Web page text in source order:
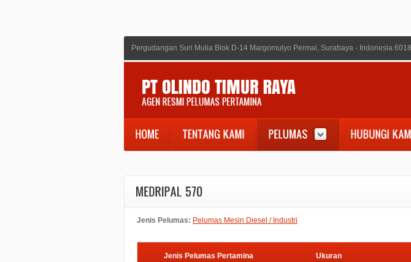
Pergudangan Suri Mulia Blok D-14 Margomulyo Permai, Surabaya - Indonesia
Jenis Pelumas: Pelumas Mesin Diesel / Industri
Jenis Pelumas Pertamina Ukuran